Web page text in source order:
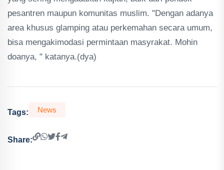
pesantren maupun komunitas muslim. "Dengan adanya
area khusus glamping atau perkemahan secara umum,
bisa mengakimodasi permintaan masyrakat. Mohin
doanya, " katanya.(dya)
Tags: News
Share: